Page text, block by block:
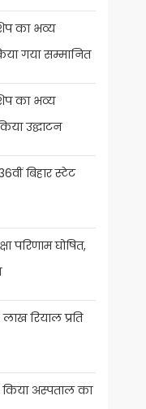
का भव्य
गया सम्मानित
का भव्य
उद्घाटन
बिहार स्टेट
परिणाम घोषित,
रियाल प्रति
अस्पताल का